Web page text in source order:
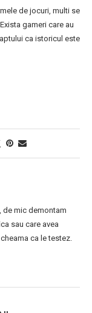
de jocuri, multi se
gameri care au
ca istoricul este
de mic demontam
sau care avea
ca le testez.